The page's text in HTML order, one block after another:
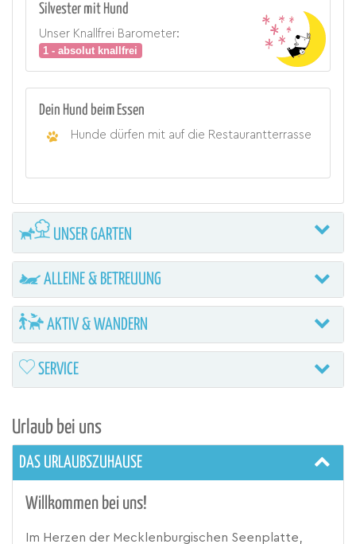
Silvester mit Hund
Unser Knallfrei Barometer:
1 - absolut knallfrei
Dein Hund beim Essen
Hunde dürfen mit auf die Restaurantterrasse
UNSER GARTEN
ALLEINE & BETREUUNG
AKTIV & WANDERN
SERVICE
Urlaub bei uns
DAS URLAUBSZUHAUSE
Willkommen bei uns!
Im Herzen der Mecklenburgischen Seenplatte,